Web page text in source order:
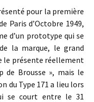
pour la première
Paris d’Octobre 1949,
d’un prototype qui se
la marque, le grand
le présente réellement
de Brousse », mais le
du Type 171 a lieu lors
se court entre le 31